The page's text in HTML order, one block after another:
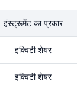
इंस्ट्रूमेंट का प्रकार
इक्विटी शेयर
इक्विटी शेयर